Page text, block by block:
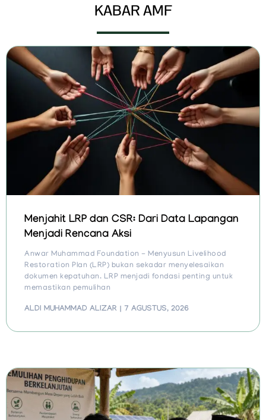
KABAR AMF
Menjahit LRP dan CSR: Dari Data Lapangan
Menjadi Rencana Aksi
Anwar Muhammad Foundation - Menyusun Livelihood
Restoration Plan (LRP) bukan sekadar menyelesaikan
dokumen kepatuhan. LRP menjadi fondasi penting untuk
memastikan pemulihan
ALDI MUHAMMAD ALIZAR 7 AGUSTUS, 2026